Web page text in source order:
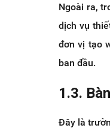
Ngoài ra,
dịch vụ
đơn vị tạo
ban đầu.
1.3.
Đây là